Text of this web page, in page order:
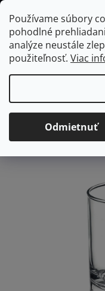
Používame súbory
pohodlné
analýze neustále
použiteľnosť. Viac
Odmietnuť
Prejsť
na
obsah
Domov
/ Vybavenie do jedálne
na vodu/whiskey
Pohár na
Istanbul,
Priemerné
hodnotenie
Neohodnotené